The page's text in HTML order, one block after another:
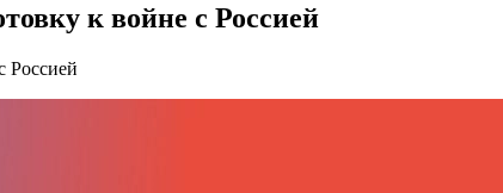
к войне с Россией
Россией